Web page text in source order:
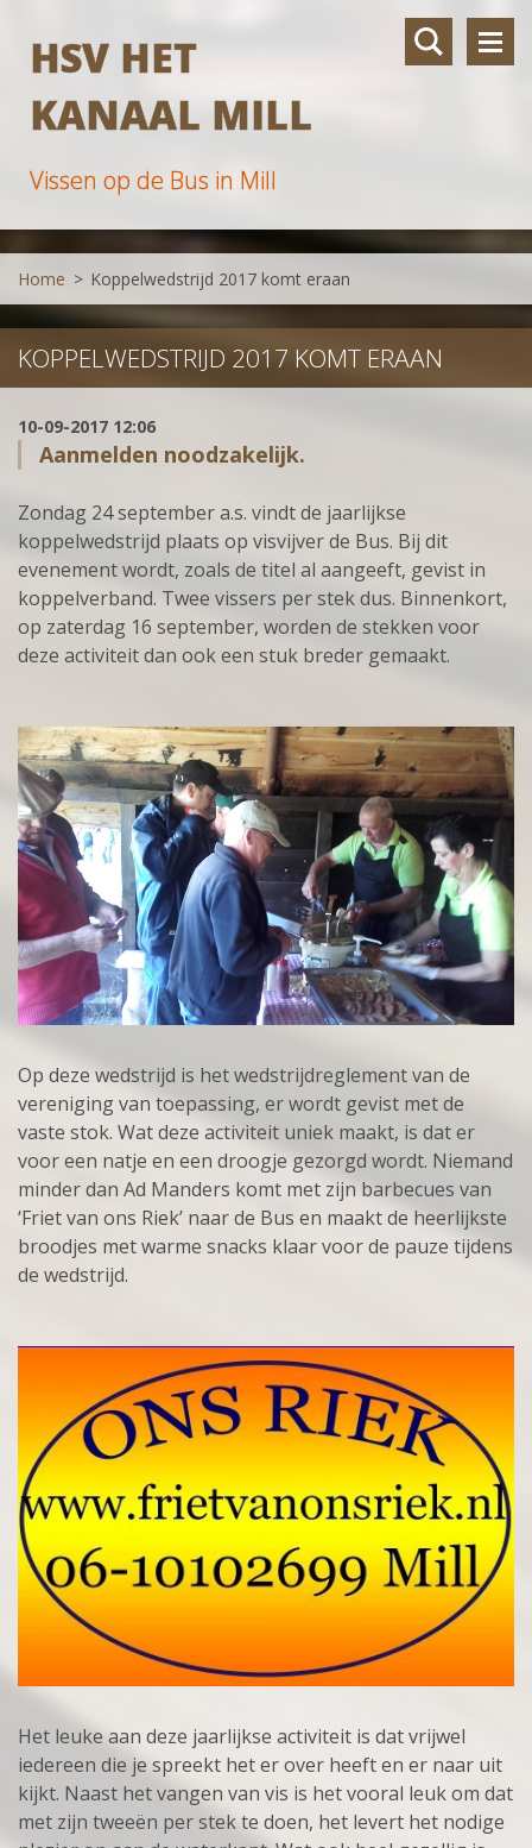
HSV HET
KANAAL MILL
Vissen op de Bus in Mill
Home > Koppelwedstrijd 2017 komt eraan
KOPPELWEDSTRIJD 2017 KOMT ERAAN
10-09-2017 12:06
Aanmelden noodzakelijk.
Zondag 24 september a.s. vindt de jaarlijkse
koppelwedstrijd plaats op visvijver de Bus. Bij dit
evenement wordt, zoals de titel al aangeeft, gevist in
koppelverband. Twee vissers per stek dus. Binnenkort,
op zaterdag 16 september, worden de stekken voor
deze activiteit dan ook een stuk breder gemaakt.
Op deze wedstrijd is het wedstrijdreglement van de
vereniging van toepassing, er wordt gevist met de
vaste stok. Wat deze activiteit uniek maakt, is dat er
voor een natje en een droogje gezorgd wordt. Niemand
minder dan Ad Manders komt met zijn barbecues van
‘Friet van ons Riek’ naar de Bus en maakt de heerlijkste
broodjes met warme snacks klaar voor de pauze tijdens
de wedstrijd.
Het leuke aan deze jaarlijkse activiteit is dat vrijwel
iedereen die je spreekt het er over heeft en er naar uit
kijkt. Naast het vangen van vis is het vooral leuk om dat
met zijn tweeën per stek te doen, het levert het nodige